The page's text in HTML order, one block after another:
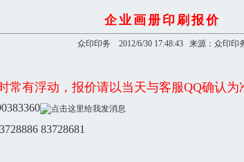
企业画册印刷报价
众印印务 2012/6/30 17:48:43 来源：众印印
常有浮动，报价请以当天与客服QQ确认为
83728886 83728681